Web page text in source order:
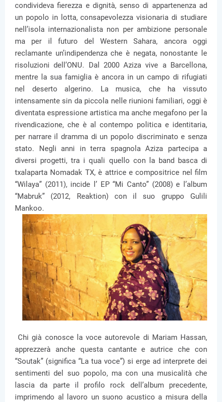
condivideva fierezza e dignità, senso di appartenenza ad
un popolo in lotta, consapevolezza visionaria di studiare
nell’isola internazionalista non per ambizione personale
ma per il futuro del Western Sahara, ancora oggi
reclamante un’indipendenza che è negata, nonostante le
risoluzioni dell’ONU. Dal 2000 Aziza vive a Barcellona,
mentre la sua famiglia è ancora in un campo di rifugiati
nel deserto algerino. La musica, che ha vissuto
intensamente sin da piccola nelle riunioni familiari, oggi è
diventata espressione artistica ma anche megafono per la
rivendicazione, che è al contempo politica e identitaria,
per narrare il dramma di un popolo discriminato e senza
stato. Negli anni in terra spagnola Aziza partecipa a
diversi progetti, tra i quali quello con la band basca di
txalaparta Nomadak TX, è attrice e compositrice nel film
“Wilaya” (2011), incide l’ EP “Mi Canto” (2008) e l’album
“Mabruk” (2012, Reaktion) con il suo gruppo Gulili
Mankoo.
Chi già conosce la voce autorevole di Mariam Hassan,
apprezzerà anche questa cantante e autrice che con
“Soutak” (significa “La tua voce”) si erge ad interprete dei
sentimenti del suo popolo, ma con una musicalità che
lascia da parte il profilo rock dell’album precedente,
imprimendo al lavoro un suono acustico a misura della